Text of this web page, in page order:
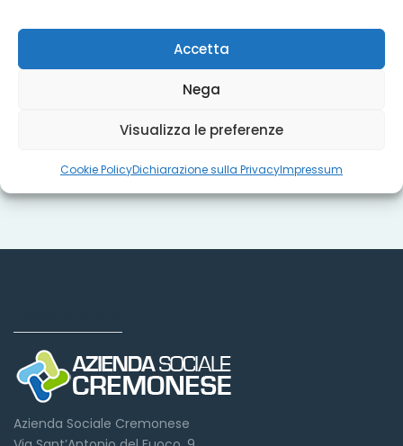
Accetta
Nega
Visualizza le preferenze
Cookie PolicyDichiarazione sulla PrivacyImpressum
Titoli sociali
Azienda Sociale Cremonese